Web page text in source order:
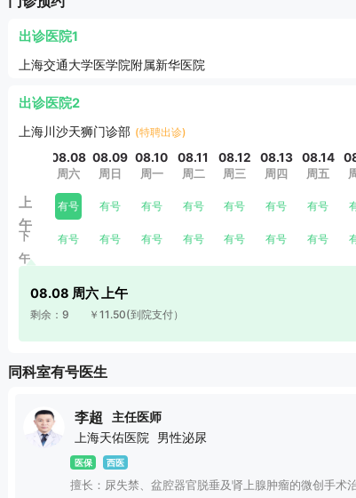
出诊医院1
上海交通大学医学院附属新华医院
出诊医院2
上海川沙天狮门诊部 (特聘出诊)
上
午
下
午
08.08
周六
有号
有号
08.09
周日
有号
有号
08.10
周一
有号
有号
08.11
周二
有号
有号
08.12
周三
有号
有号
08.13
周四
有号
有号
08.14
周五
有号
有号
08.08 周六 上午
剩余：9 ￥11.50(到院支付）
同科室有号医生
李超
主任医师
上海天佑医院
男性泌尿
医保 西医
擅长：尿失禁、盆腔器官脱垂及肾上腺肿瘤的微创手术